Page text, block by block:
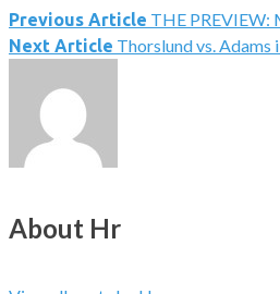
Previous Article THE PREVIEW:
Next Article Thorslund vs. Adams
About Hr